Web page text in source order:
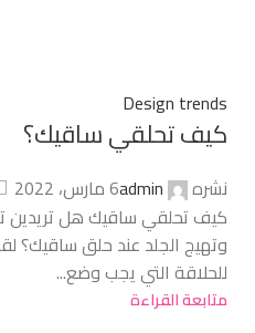
Design trends
كيف تحلقي ساقيك؟
نشره admin6 مارس، 2022
كيف تحلقي ساقيك هل تريدين
وتهيج الجلد عند حلق ساقيك؟
للحلاقة التي يجب وضع...
متابعة القراءة